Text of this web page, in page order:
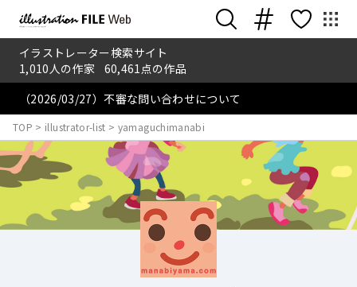
イラストレーター検索サイト
1,010人の作家 60,461点の作品
（2026/03/27）不審な問い合わせについて
TOP > illustrator-list > yamaguchimanabi